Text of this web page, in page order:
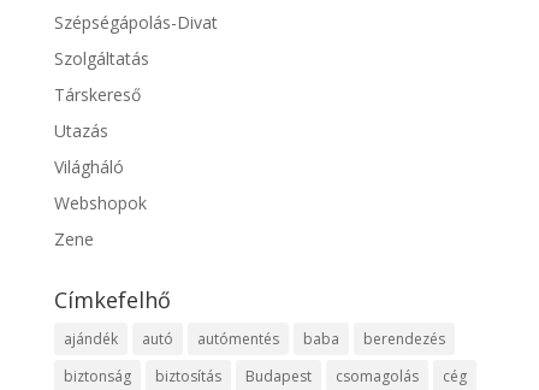
Szépségápolás-Divat
Szolgáltatás
Társkereső
Utazás
Világháló
Webshopok
Zene
Címkefelhő
ajándék autó autómentés baba
berendezés
biztonság
biztosítás Budapest csomagolás cég